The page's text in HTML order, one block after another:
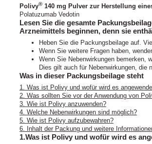
Polivy® 140 mg Pulver zur Herstellung
Polatuzumab Vedotin
Lesen Sie die gesamte
Arzneimittels beginnen, denn sie
Heben Sie die Packungsbeilage auf.
Wenn Sie weitere Fragen haben,
Wenn Sie Nebenwirkungen bemerken,
Dies gilt auch für Nebenwirkungen, die
Was in dieser Packungsbeilage steht
1. Was ist Polivy und wofür wird es
2. Was sollten Sie vor der Anwendung von
3. Wie ist Polivy anzuwenden?
4. Welche Nebenwirkungen sind möglich?
5. Wie ist Polivy aufzubewahren?
6. Inhalt der Packung und weitere
1.Was ist Polivy und wofür wird es